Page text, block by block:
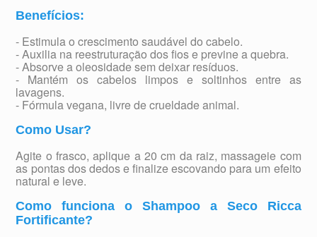
Benefícios:
- Estimula o crescimento saudável do cabelo.
- Auxilia na reestruturação dos fios e previne a quebra.
- Absorve a oleosidade sem deixar resíduos.
- Mantém os cabelos limpos e soltinhos entre as
lavagens.
- Fórmula vegana, livre de crueldade animal.
Como Usar?
Agite o frasco, aplique a 20 cm da raiz, massageie com
as pontas dos dedos e finalize escovando para um efeito
natural e leve.
Como funciona o Shampoo a Seco Ricca
Fortificante?